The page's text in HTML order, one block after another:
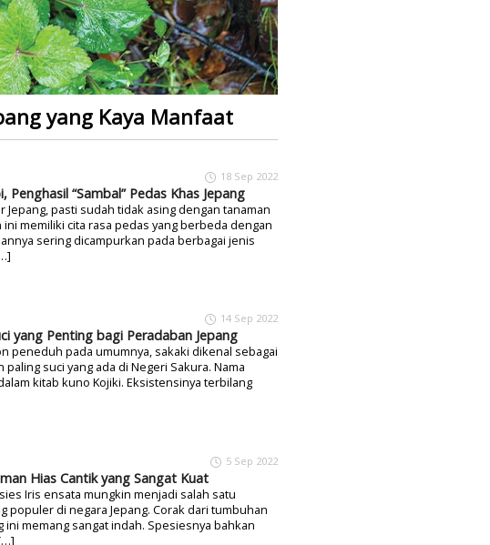
yang Kaya Manfaat
18 Sep 2022
Penghasil “Sambal” Pedas Khas Jepang
Jepang, pasti sudah tidak asing dengan tanaman
memiliki cita rasa pedas yang berbeda dengan
sering dicampurkan pada berbagai jenis
14 Sep 2022
yang Penting bagi Peradaban Jepang
peneduh pada umumnya, sakaki dikenal sebagai
paling suci yang ada di Negeri Sakura. Nama
kitab kuno Kojiki. Eksistensinya terbilang
5 Sep 2022
Hias Cantik yang Sangat Kuat
Iris ensata mungkin menjadi salah satu
populer di negara Jepang. Corak dari tumbuhan
ini memang sangat indah. Spesiesnya bahkan